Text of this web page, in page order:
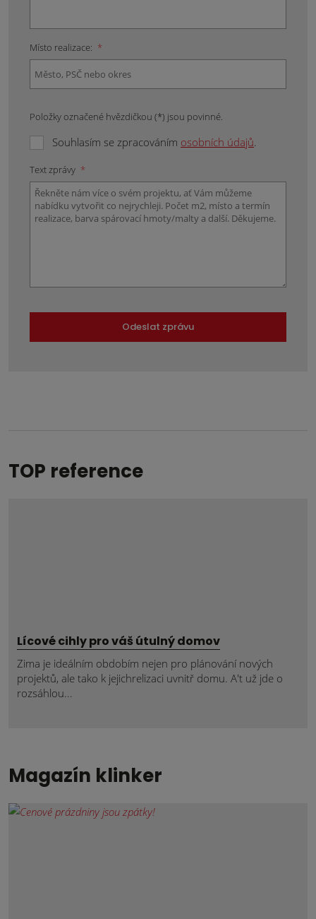
Místo realizace: *
Položky označené hvězdičkou (*) jsou povinné.
Souhlasím se zpracováním osobních údajů.
Text zprávy *
Odeslat zprávu
TOP reference
Lícové cihly pro váš útulný domov
Zima je ideálním obdobím nejen pro plánování nových
projektů, ale tako k jejichrelizaci uvnitř domu. A't už jde o
rozsáhlou...
Magazín klinker